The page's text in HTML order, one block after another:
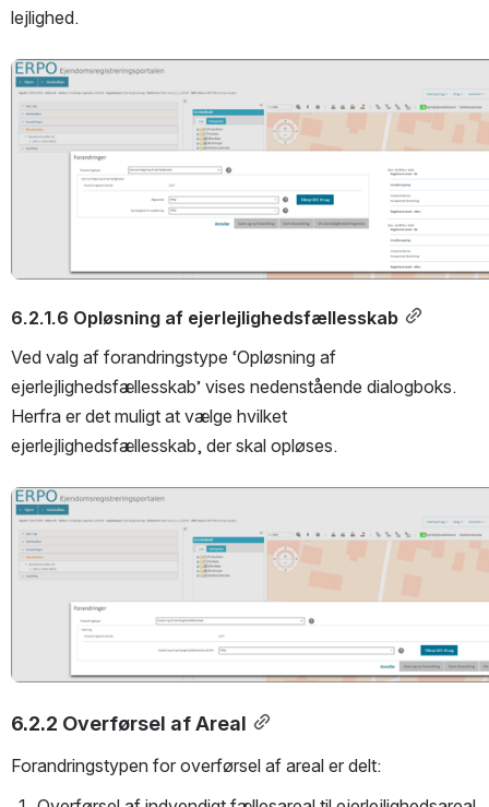
lejlighed.
Open
6.2.1.6 Opløsning af ejerlejlighedsfællesskab
Ved valg af forandringstype ‘Opløsning af
ejerlejlighedsfællesskab’ vises nedenstående dialogboks.
Herfra er det muligt at vælge hvilket
ejerlejlighedsfællesskab, der skal opløses.
Open
6.2.2 Overførsel af Areal
Forandringstypen for overførsel af areal er delt: